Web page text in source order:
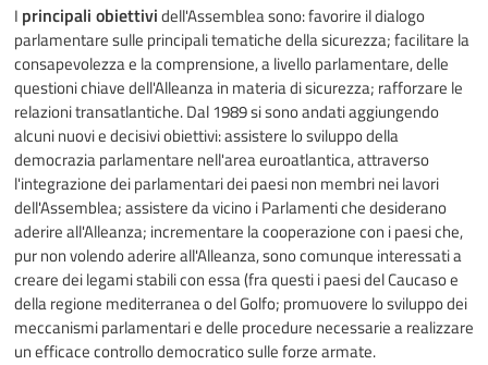
I principali obiettividell'Assemblea sono: favorire il dialogo
parlamentare sulle principali tematiche della sicurezza; facilitare la
consapevolezza e la comprensione, a livello parlamentare, delle
questioni chiave dell'Alleanza in materia di sicurezza; rafforzare le
relazioni transatlantiche. Dal 1989 si sono andati aggiungendo
alcuni nuovi e decisivi obiettivi: assistere lo sviluppo della
democrazia parlamentare nell'area euroatlantica, attraverso
l'integrazione dei parlamentari dei paesi non membri nei lavori
dell'Assemblea; assistere da vicino i Parlamenti che desiderano
aderire all'Alleanza; incrementare la cooperazione con i paesi che,
pur non volendo aderire all'Alleanza, sono comunque interessati a
creare dei legami stabili con essa (fra questi i paesi del Caucaso e
della regione mediterranea o del Golfo; promuovere lo sviluppo dei
meccanismi parlamentari e delle procedure necessarie a realizzare
un efficace controllo democratico sulle forze armate.